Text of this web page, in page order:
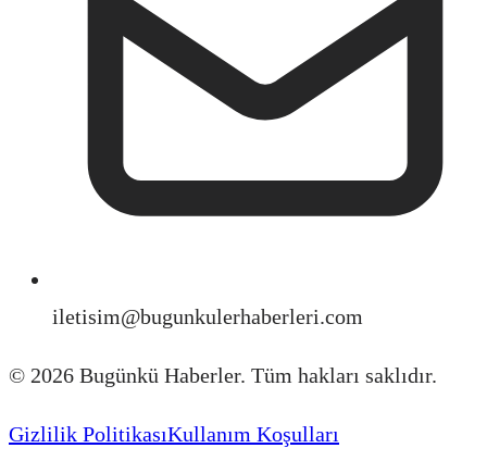
iletisim@bugunkulerhaberleri.com
© 2026 Bugünkü Haberler. Tüm hakları saklıdır.
Gizlilik PolitikasıKullanım Koşulları